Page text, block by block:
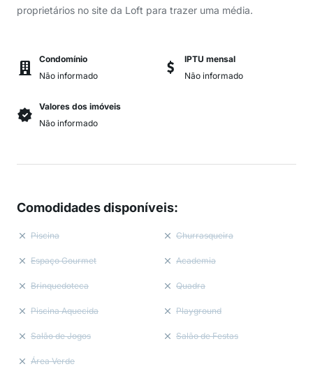
proprietários no site da Loft para trazer uma média.
Condomínio
Não informado
IPTU mensal
Não informado
Valores dos imóveis
Não informado
Comodidades disponíveis:
Piscina Churrasqueira
Espaço Gourmet Academia
Brinquedoteca Quadra
Piscina Aquecida Playground
Salão de Jogos Salão de Festas
Área Verde